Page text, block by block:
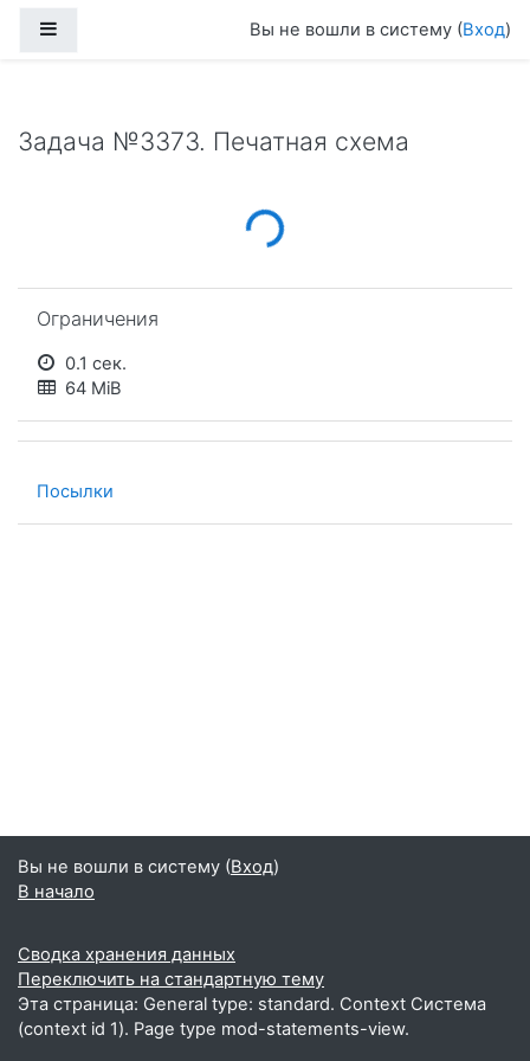
Вы не вошли в систему (Вход)
Задача №3373. Печатная схема
Loading...
Ограничения
0.1 сек.
64 MiB
Посылки
Вы не вошли в систему (Вход)
В начало
Сводка хранения данных
Переключить на стандартную тему
Эта страница: General type: standard. Context Система
(context id 1). Page type mod-statements-view.